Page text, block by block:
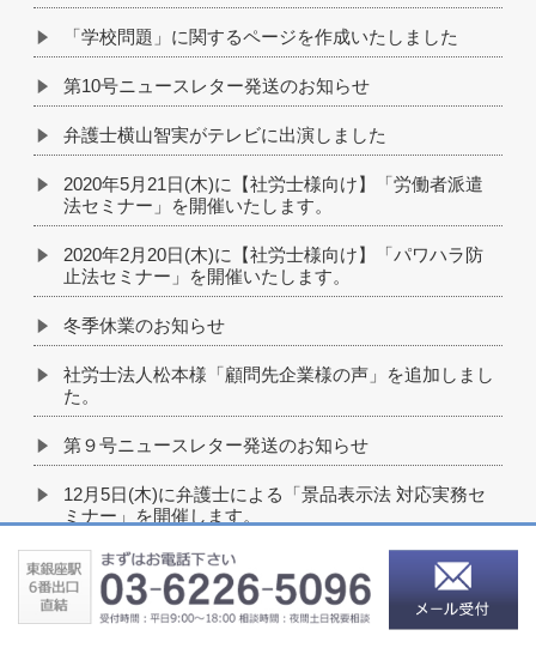
「学校問題」に関するページを作成いたしました
第10号ニュースレター発送のお知らせ
弁護士横山智実がテレビに出演しました
2020年5月21日(木)に【社労士様向け】「労働者派遣
法セミナー」を開催いたします。
2020年2月20日(木)に【社労士様向け】「パワハラ防
止法セミナー」を開催いたします。
冬季休業のお知らせ
社労士法人松本様「顧問先企業様の声」を追加しまし
た。
第９号ニュースレター発送のお知らせ
12月5日(木)に弁護士による「景品表示法 対応実務セ
ミナー」を開催します。
弁護士杉浦友亮が10月1日付で入所いたしました
弁護士太田誉康が8月1日付で消費者庁に任用されまし